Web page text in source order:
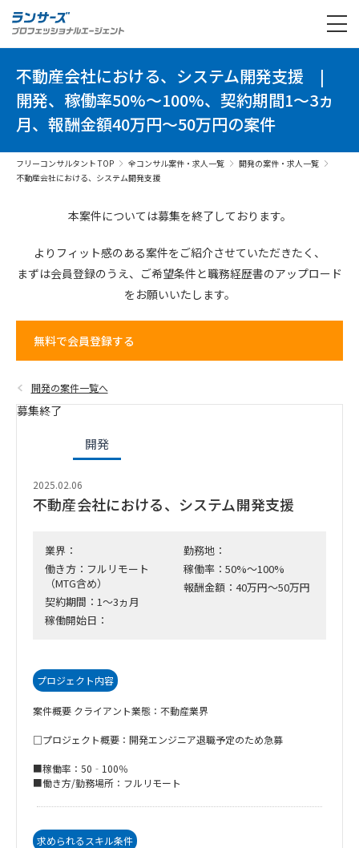
不動産会社における、システム開発支援 |
開発、稼働率50%～100%、契約期間1～3ヵ
月、報酬金額40万円～50万円の案件
フリーコンサルタント TOP 全コンサル案件・求人一覧
開発の案件・求人一覧
不動産会社における、システム開発支援
本案件については募集を終了しております。
よりフィット感のある案件をご紹介させていただきたく、
まずは会員登録のうえ、 ご希望条件と職務経歴書のアップロード
をお願いいたします。
無料で会員登録する
開発の案件一覧へ
募集終了
開発
2025.02.06
不動産会社における、システム開発支援
業界：
働き方：フルリモート
（MTG含め）
契約期間：1～3ヵ月
稼働開始日：
勤務地：
稼働率：50%～100%
報酬金額：40万円～50万円
プロジェクト内容
案件概要 クライアント業態：不動産業界
□プロジェクト概要：開発エンジニア退職予定のため急募
■稼働率：50‐100％
■働き方/勤務場所：フルリモート
求められるスキル条件